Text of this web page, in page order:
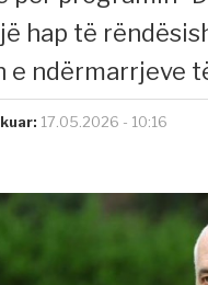
hap të
e ndërmarrjeve
17.05.2026 - 10:16